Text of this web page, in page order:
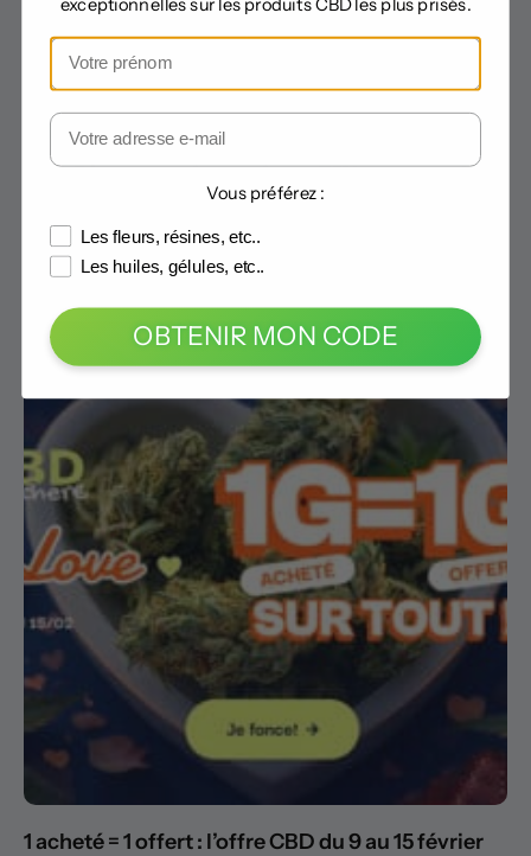
CBD Discounter frappe fort : -75% sur tout + 15%
en plus et 10g offerts
18 février 2026
1 acheté = 1 offert : l’offre CBD du 9 au 15 février
Vous préférez :
Les fleurs, résines, etc..
Les huiles, gélules, etc..
OBTENIR MON CODE